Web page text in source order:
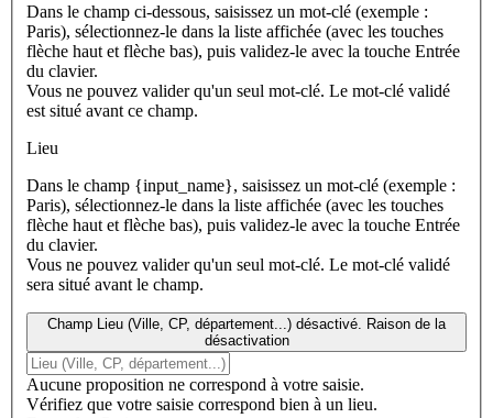
Dans le champ ci-dessous, saisissez un mot-clé (exemple :
Paris), sélectionnez-le dans la liste affichée (avec les touches
flèche haut et flèche bas), puis validez-le avec la touche Entrée
du clavier.
Vous ne pouvez valider qu'un seul mot-clé. Le mot-clé validé
est situé avant ce champ.
Lieu
Dans le champ {input_name}, saisissez un mot-clé (exemple :
Paris), sélectionnez-le dans la liste affichée (avec les touches
flèche haut et flèche bas), puis validez-le avec la touche Entrée
du clavier.
Vous ne pouvez valider qu'un seul mot-clé. Le mot-clé validé
sera situé avant le champ.
Champ Lieu (Ville, CP, département...) désactivé. Raison de la
désactivation
Aucune proposition ne correspond à votre saisie.
Vérifiez que votre saisie correspond bien à un lieu.